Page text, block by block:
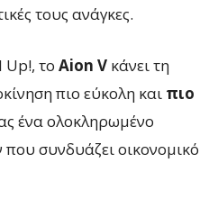
τους ανάγκες.
το Aion V κάνει τη
πιο εύκολη και πιο
ένα ολοκληρωμένο
συνδυάζει οικονομικό